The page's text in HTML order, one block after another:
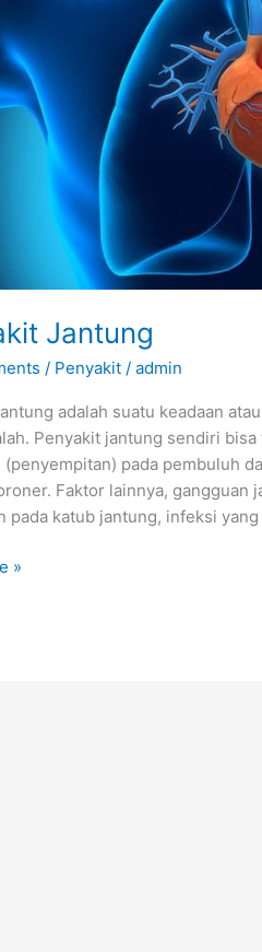
Jantung
/ Penyakit /admin
adalah suatu keadaan
Penyakit jantung sendiri
(penyempitan) pada pembuluh
Faktor lainnya, gangguan
pada katub jantung, infeksi
»